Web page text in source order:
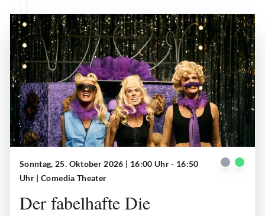
Sonntag, 25. Oktober 2026 | 16:00 Uhr - 16:50
Uhr | Comedia Theater
Der fabelhafte Die